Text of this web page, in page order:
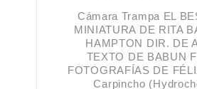
Cámara Trampa EL
MINIATURA DE RITA
HAMPTON DIR. DE
TEXTO DE BABUN
FOTOGRAFÍAS DE
Carpincho